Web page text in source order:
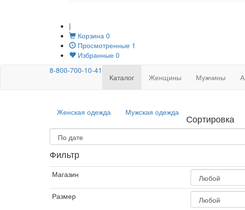
|
Корзина 0
Просмотренные 1
Избранные 0
8-800-700-10-41
Каталог Женщины Мужчины
Женская одежда Мужская одежда
Сортировка
Фильтр
Магазин
Размер